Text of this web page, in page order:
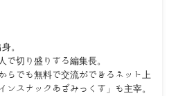
。
で切り盛りする編集長。
らでも無料で交流ができるネット上
ンスナックあざみっくす」も主宰。